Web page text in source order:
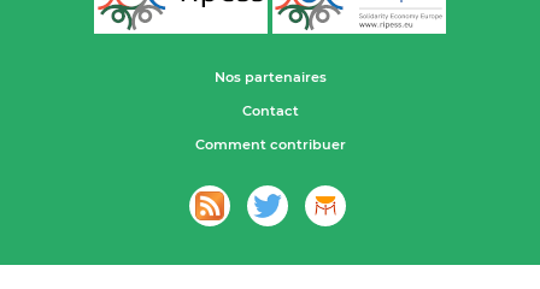
Nos partenaires
Contact
Comment contribuer